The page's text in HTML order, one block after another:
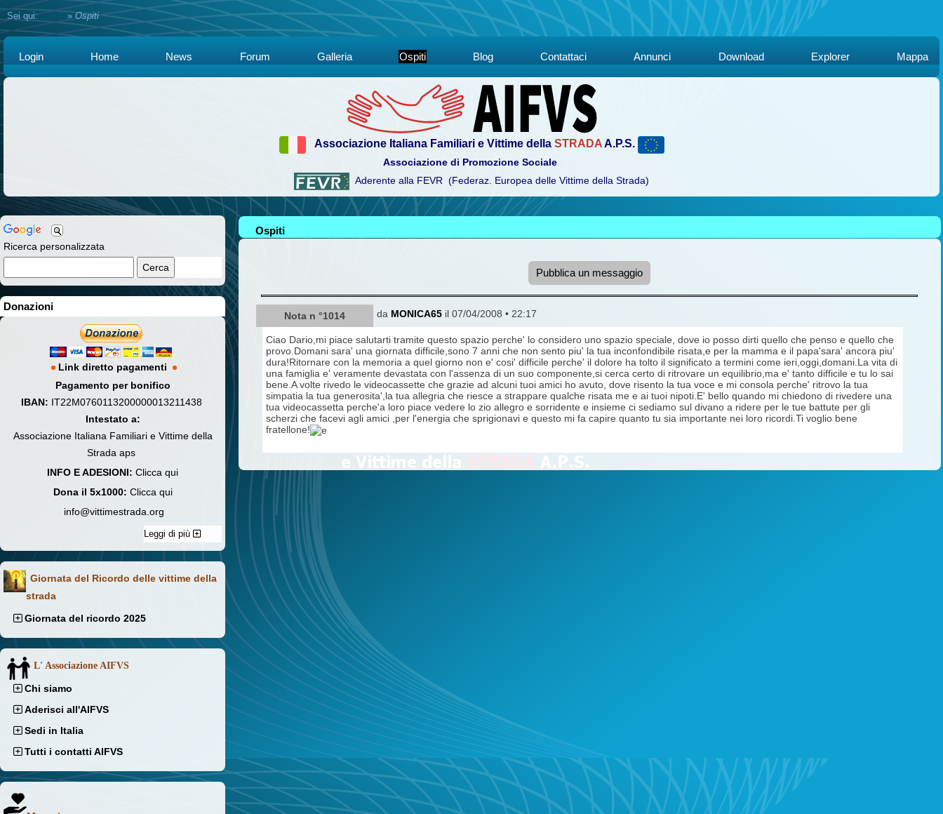
Sei qui:Home »Ospiti
Login Home News Forum Galleria Ospiti Blog Contattaci Annunci Download Explorer Mappa
Associazione Italiana Familiari e Vittime della STRADAA.P.S.
Associazione di Promozione Sociale
Aderente alla FEVR (Federaz. Europea delle Vittime della Strada)
Ricerca personalizzata
Donazioni
Link diretto pagamenti
Pagamento per bonifico
IBAN: IT22M0760113200000013211438
Intestato a:
Associazione Italiana Familiari e Vittime della
Strada aps
INFO E ADESIONI: Clicca qui
Dona il 5x1000: Clicca qui
info@vittimestrada.org
Leggi di più
Giornata del Ricordo delle vittime della
strada
Giornata del ricordo 2025
L' Associazione AIFVS
Chi siamo
Aderisci all'AIFVS
Sedi in Italia
Tutti i contatti AIFVS
Ospiti
Pubblica un messaggio
Nota n °1014 da MONICA65 il 07/04/2008 • 22:17
Ciao Dario,mi piace salutarti tramite questo spazio perche' lo considero uno spazio speciale, dove io posso dirti quello che penso e quello che
provo.Domani sara' una giornata difficile,sono 7 anni che non sento piu' la tua inconfondibile risata,e per la mamma e il papa'sara' ancora piu'
dura!Ritornare con la memoria a quel giorno non e' cosi' difficile perche' il dolore ha tolto il significato a termini come ieri,oggi,domani.La vita di
una famiglia e' veramente devastata con l'assenza di un suo componente,si cerca certo di ritrovare un equilibrio,ma e' tanto difficile e tu lo sai
bene.A volte rivedo le videocassette che grazie ad alcuni tuoi amici ho avuto, dove risento la tua voce e mi consola perche' ritrovo la tua
simpatia la tua generosita',la tua allegria che riesce a strappare qualche risata me e ai tuoi nipoti.E' bello quando mi chiedono di rivedere una
tua videocassetta perche'a loro piace vedere lo zio allegro e sorridente e insieme ci sediamo sul divano a ridere per le tue battute per gli
scherzi che facevi agli amici ,per l'energia che sprigionavi e questo mi fa capire quanto tu sia importante nei loro ricordi.Ti voglio bene
fratellone!